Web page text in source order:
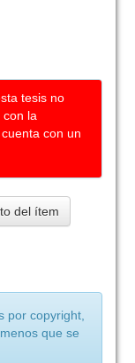
tesis no
la
con un
del ítem
por copyright,
que se